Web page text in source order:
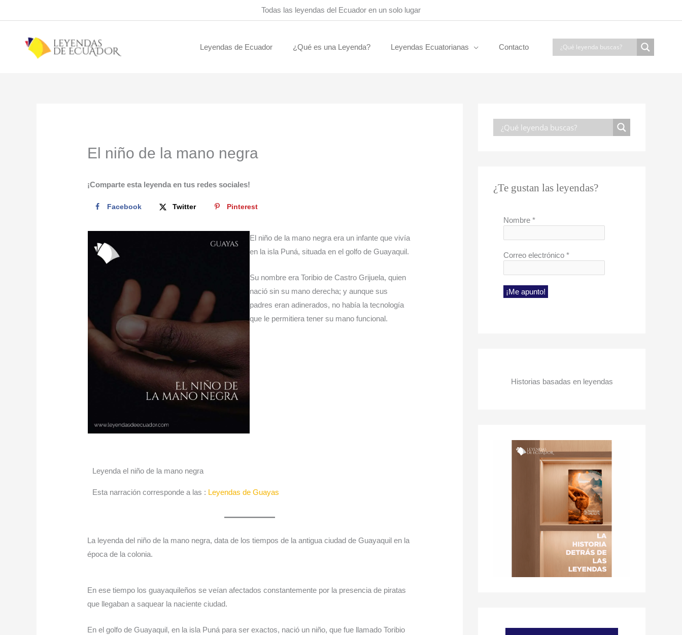
al
Todas las leyendas del Ecuador en un solo lugar
Leyendas de Ecuador ¿Qué es una Leyenda? Leyendas Ecuatorianas Contacto
El niño de la mano negra
¡Comparte esta leyenda en tus redes sociales!
Facebook Twitter Pinterest
El niño de la mano negra era un infante que vivía
en la isla Puná, situada en el golfo de Guayaquil.
Su nombre era Toribio de Castro Grijuela, quien
nació sin su mano derecha; y aunque sus
padres eran adinerados, no había la tecnología
que le permitiera tener su mano funcional.
Leyenda el niño de la mano negra
Esta narración corresponde a las : Leyendas de Guayas
La leyenda del niño de la mano negra, data de los tiempos de la antigua ciudad de Guayaquil en la
época de la colonia.
En ese tiempo los guayaquileños se veían afectados constantemente por la presencia de piratas
que llegaban a saquear la naciente ciudad.
En el golfo de Guayaquil, en la isla Puná para ser exactos, nació un niño, que fue llamado Toribio
¿Te gustan las leyendas?
Nombre *
Correo electrónico *
Historias basadas en leyendas